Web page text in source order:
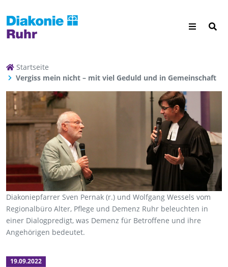
Startseite
Vergiss mein nicht – mit viel Geduld und in Gemeinschaft
Diakoniepfarrer Sven Pernak (r.) und Wolfgang Wessels vom
Regionalbüro Alter, Pflege und Demenz Ruhr beleuchten in
einer Dialogpredigt, was Demenz für Betroffene und ihre
Angehörigen bedeutet.
19.09.2022